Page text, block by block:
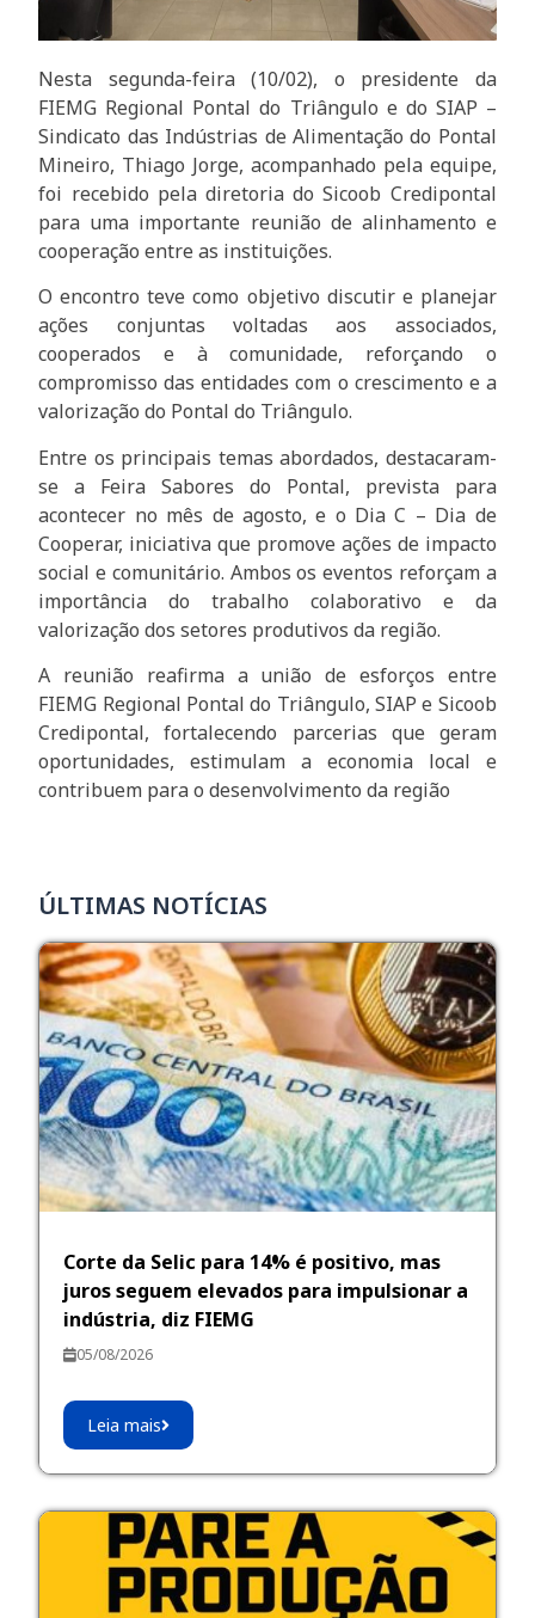
Nesta segunda-feira (10/02), o presidente da
FIEMG Regional Pontal do Triângulo e do SIAP –
Sindicato das Indústrias de Alimentação do Pontal
Mineiro, Thiago Jorge, acompanhado pela equipe,
foi recebido pela diretoria do Sicoob Credipontal
para uma importante reunião de alinhamento e
cooperação entre as instituições.
O encontro teve como objetivo discutir e planejar
ações conjuntas voltadas aos associados,
cooperados e à comunidade, reforçando o
compromisso das entidades com o crescimento e a
valorização do Pontal do Triângulo.
Entre os principais temas abordados, destacaram-
se a Feira Sabores do Pontal, prevista para
acontecer no mês de agosto, e o Dia C – Dia de
Cooperar, iniciativa que promove ações de impacto
social e comunitário. Ambos os eventos reforçam a
importância do trabalho colaborativo e da
valorização dos setores produtivos da região.
A reunião reafirma a união de esforços entre
FIEMG Regional Pontal do Triângulo, SIAP e Sicoob
Credipontal, fortalecendo parcerias que geram
oportunidades, estimulam a economia local e
contribuem para o desenvolvimento da região
ÚLTIMAS NOTÍCIAS
Corte da Selic para 14% é positivo, mas
juros seguem elevados para impulsionar a
indústria, diz FIEMG
05/08/2026
Leia mais